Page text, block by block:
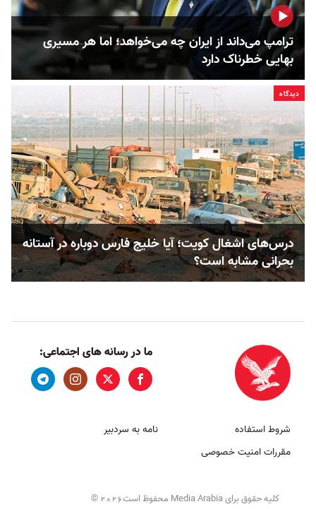
ترامپ می‌داند از ایران چه می‌خواهد؛ اما هر مسیری
بهایی خطرناک دارد
دیدگاه
درس‌های اشغال کویت؛ آیا خلیج فارس دوباره در آستانه
بحرانی مشابه است؟
ما در رسانه های اجتماعی:
شروط استفاده
مقررات امنیت خصوصی
نامه به سردبیر
کلیه حقوق برای Media Arabia محفوظ است 2026
©